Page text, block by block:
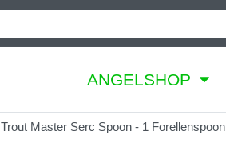
ANGELSHOP
Trout Master Serc Spoon - 1 Forellenspoon